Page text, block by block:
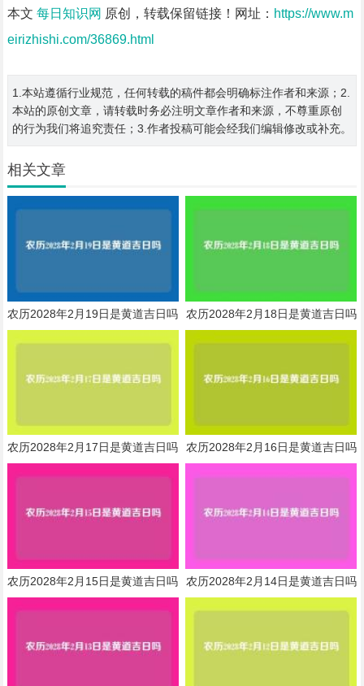
本文 每日知识网 原创，转载保留链接！网址： https://www.m
eirizhishi.com/36869.html
1.本站遵循行业规范，任何转载的稿件都会明确标注作者和来源；2.
本站的原创文章，请转载时务必注明文章作者和来源，不尊重原创
的行为我们将追究责任；3.作者投稿可能会经我们编辑修改或补充。
相关文章
农历2028年2月19日是黄道吉日吗 农历2028年2月18日是黄道吉日吗
农历2028年2月17日是黄道吉日吗 农历2028年2月16日是黄道吉日吗
农历2028年2月15日是黄道吉日吗 农历2028年2月14日是黄道吉日吗